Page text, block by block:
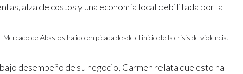
Mercado de Abastos ha ido en picada desde el inicio de la crisis de violencia.
desempeño de su negocio, Carmen relata que esto ha